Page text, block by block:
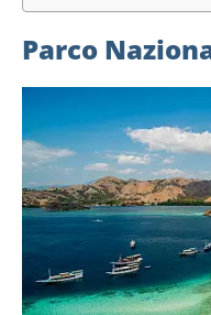
Parco